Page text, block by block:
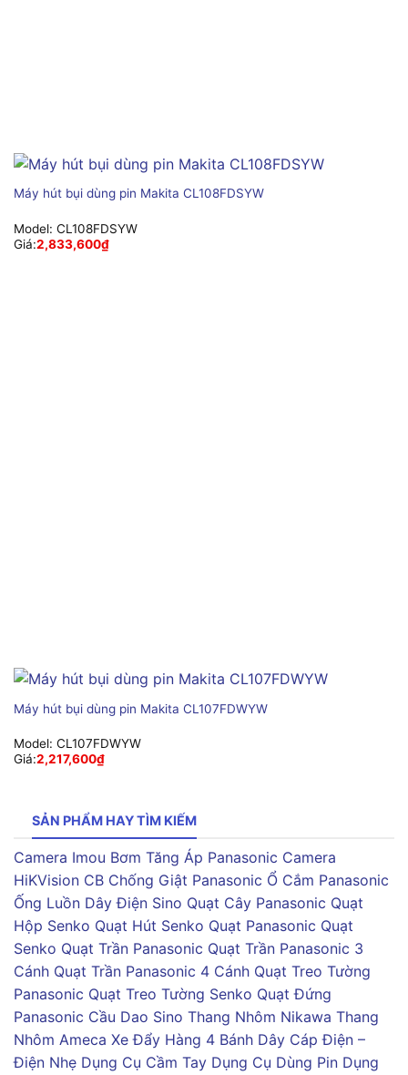
Máy hút bụi dùng pin Makita CL108FDSYW
Model: CL108FDSYW
Giá:2,833,600₫
Máy hút bụi dùng pin Makita CL107FDWYW
Model: CL107FDWYW
Giá:2,217,600₫
SẢN PHẨM HAY TÌM KIẾM
Camera Imou Bơm Tăng Áp Panasonic Camera
HiKVision CB Chống Giật Panasonic Ổ Cắm Panasonic
Ống Luồn Dây Điện Sino Quạt Cây Panasonic Quạt
Hộp Senko Quạt Hút Senko Quạt Panasonic Quạt
Senko Quạt Trần Panasonic Quạt Trần Panasonic 3
Cánh Quạt Trần Panasonic 4 Cánh Quạt Treo Tường
Panasonic Quạt Treo Tường Senko Quạt Đứng
Panasonic Cầu Dao Sino Thang Nhôm Nikawa Thang
Nhôm Ameca Xe Đẩy Hàng 4 Bánh Dây Cáp Điện –
Điện Nhẹ Dụng Cụ Cầm Tay Dụng Cụ Dùng Pin Dụng